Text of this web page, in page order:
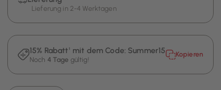
Lieferung in 2-4 Werktagen
15% Rabatt¹ mit dem Code: Summer15
Noch 4 Tage gültig!
Kopieren